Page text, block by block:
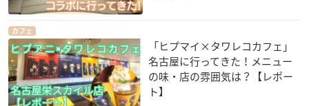
カフェ
「ヒプマイ×タワレコカフェ」
名古屋に行ってきた！メニュー
の味・店の雰囲気は？【レポー
ト】